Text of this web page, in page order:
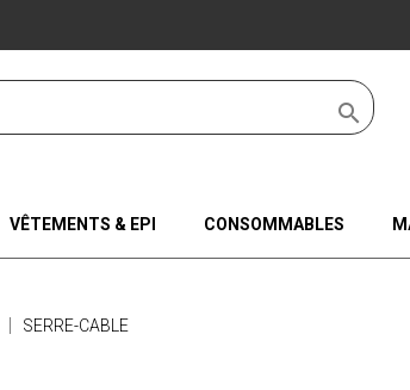

VÊTEMENTS & EPI CONSOMMABLES
SERRE-CABLE